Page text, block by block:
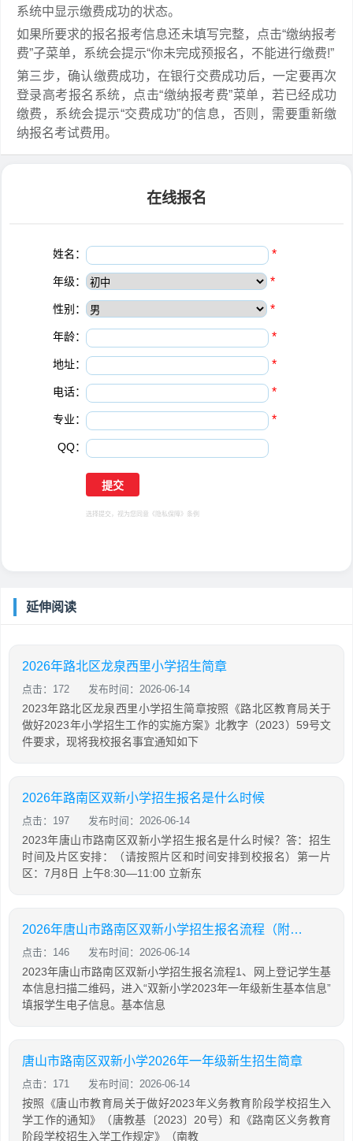
系统中显示缴费成功的状态。
如果所要求的报名报考信息还未填写完整，点击“缴纳报考
费”子菜单，系统会提示“你未完成预报名，不能进行缴费!”
第三步，确认缴费成功，在银行交费成功后，一定要再次
登录高考报名系统，点击“缴纳报考费”菜单，若已经成功
缴费，系统会提示“交费成功”的信息，否则，需要重新缴
纳报名考试费用。
在线报名
姓名： *
年级： *
性别： *
年龄： *
地址： *
电话： *
专业： *
QQ：
选择提交，视为您同意 《隐私保障》 条例
延伸阅读
2026年路北区龙泉西里小学招生简章
点击：172 发布时间：2026-06-14
2023年路北区龙泉西里小学招生简章按照《路北区教育局关于
做好2023年小学招生工作的实施方案》北教字（2023）59号文
件要求，现将我校报名事宜通知如下
2026年路南区双新小学招生报名是什么时候
点击：197 发布时间：2026-06-14
2023年唐山市路南区双新小学招生报名是什么时候？答：招生
时间及片区安排：（请按照片区和时间安排到校报名）第一片
区：7月8日 上午8:30—11:00 立新东
2026年唐山市路南区双新小学招生报名流程（附入口）
点击：146 发布时间：2026-06-14
2023年唐山市路南区双新小学招生报名流程1、网上登记学生基
本信息扫描二维码，进入“双新小学2023年一年级新生基本信息”
填报学生电子信息。基本信息
唐山市路南区双新小学2026年一年级新生招生简章
点击：171 发布时间：2026-06-14
按照《唐山市教育局关于做好2023年义务教育阶段学校招生入
学工作的通知》（唐教基〔2023〕20号）和《路南区义务教育
阶段学校招生入学工作规定》（南教